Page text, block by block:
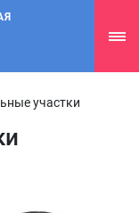
участки